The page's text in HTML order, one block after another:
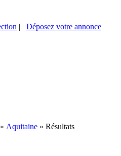
|
Déposez votre annonce
» Aquitaine » Résultats